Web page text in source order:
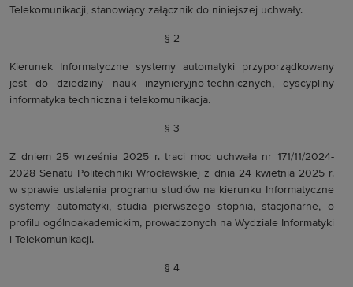
Telekomunikacji, stanowiący załącznik do niniejszej uchwały.
§ 2
Kierunek Informatyczne systemy automatyki przyporządkowany
jest do dziedziny nauk inżynieryjno-technicznych, dyscypliny
informatyka techniczna i telekomunikacja.
§ 3
Z dniem 25 września 2025 r. traci moc uchwała nr 171/11/2024-
2028 Senatu Politechniki Wrocławskiej z dnia 24 kwietnia 2025 r.
w sprawie ustalenia programu studiów na kierunku Informatyczne
systemy automatyki, studia pierwszego stopnia, stacjonarne, o
profilu ogólnoakademickim, prowadzonych na Wydziale Informatyki
i Telekomunikacji.
§ 4